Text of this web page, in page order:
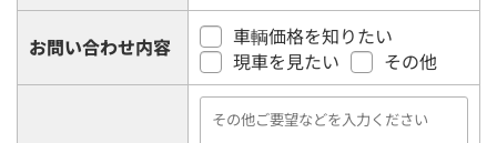
お問い合わせ内容
車輌価格を知りたい
現車を見たい
その他